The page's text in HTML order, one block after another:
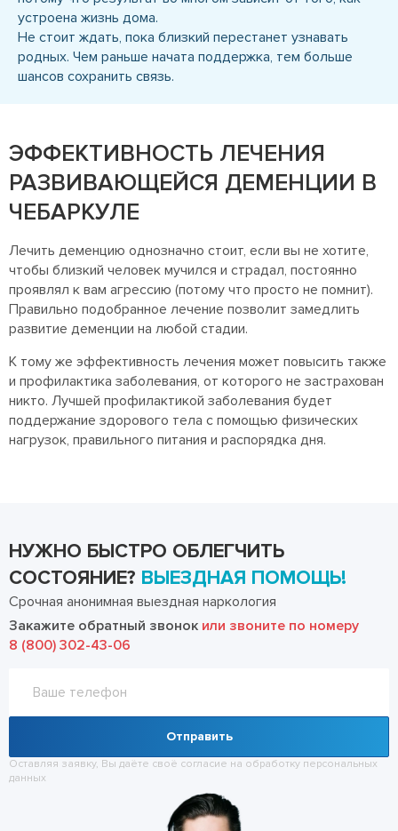
устроена жизнь дома.
Не стоит ждать, пока близкий перестанет узнавать
родных. Чем раньше начата поддержка, тем больше
шансов сохранить связь.
ЭФФЕКТИВНОСТЬ ЛЕЧЕНИЯ
РАЗВИВАЮЩЕЙСЯ ДЕМЕНЦИИ В
ЧЕБАРКУЛЕ
Лечить деменцию однозначно стоит, если вы не хотите,
чтобы близкий человек мучился и страдал, постоянно
проявлял к вам агрессию (потому что просто не помнит).
Правильно подобранное лечение позволит замедлить
развитие деменции на любой стадии.
К тому же эффективность лечения может повысить также
и профилактика заболевания, от которого не застрахован
никто. Лучшей профилактикой заболевания будет
поддержание здорового тела с помощью физических
нагрузок, правильного питания и распорядка дня.
НУЖНО БЫСТРО ОБЛЕГЧИТЬ
СОСТОЯНИЕ? ВЫЕЗДНАЯ ПОМОЩЬ!
Срочная анонимная выездная наркология
Закажите обратный звонок или звоните по номеру
8 (800) 302-43-06
Отправить
Оставляя заявку, Вы даёте своё согласие на обработку персональных
данных